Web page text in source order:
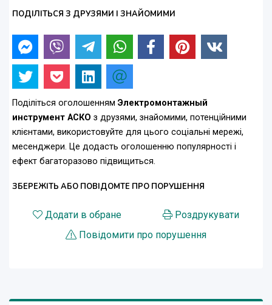
ПОДІЛІТЬСЯ З ДРУЗЯМИ І ЗНАЙОМИМИ
Поділіться оголошенням Электромонтажный
инструмент АСКО з друзями, знайомими, потенційними
клієнтами, використовуйте для цього соціальні мережі,
месенджери. Це додасть оголошенню популярності і
ефект багаторазово підвищиться.
ЗБЕРЕЖІТЬ АБО ПОВІДОМТЕ ПРО ПОРУШЕННЯ
Додати в обране
Роздрукувати
Повідомити про порушення